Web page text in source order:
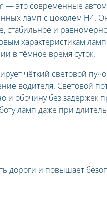
— это современные
ламп с цоколем H4.
стабильное и
характеристикам
в тёмное время суток.
чёткий световой
водителя. Световой
и обочину без задержек
ламп даже при
дороги и повышает